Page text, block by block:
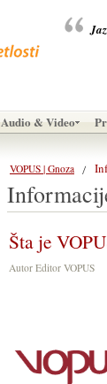
Audio & Video
VOPUS | Gnoza
Šta je
Autor Editor VOPUS